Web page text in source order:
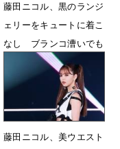
藤田ニコル、黒のランジ
ェリーをキュートに着こ
なし ブランコ漕いでも
「ズレない！」
8月1日 11時55分
藤田ニコル、美ウエスト